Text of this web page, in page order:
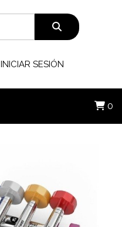
INICIAR SESIÓN
0